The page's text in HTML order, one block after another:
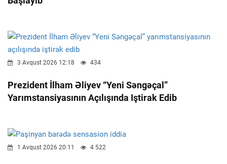
3 Avqust 2026 12:18 434
Prezident İlham Əliyev “Yeni Səngəçal”
Yarımstansiyasının Açılışında Iştirak Edib
1 Avqust 2026 20:11 4 522